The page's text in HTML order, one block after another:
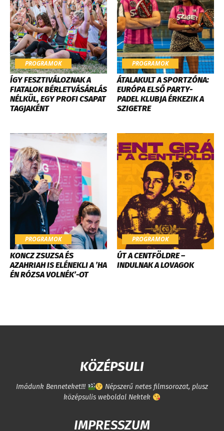
PROGRAMOK
ÍGY FESZTIVÁLOZNAK A
FIATALOK BÉRLETVÁSÁRLÁS
NÉLKÜL, EGY PROFI CSAPAT
TAGJAKÉNT
PROGRAMOK
ÁTALAKULT A SPORTZÓNA:
EURÓPA ELSŐ PARTY-
PADEL KLUBJA ÉRKEZIK A
SZIGETRE
PROGRAMOK
KONCZ ZSUZSA ÉS
AZAHRIAH IS ELÉNEKLI A ’HA
ÉN RÓZSA VOLNÉK’-OT
PROGRAMOK
ÚT A CENTFÖLDRE –
INDULNAK A LOVAGOK
KÖZÉPSULI
Imádunk Benneteket!!!
Népszerű netes filmsorozat, plusz
középsulis weboldal Nektek
IMPRESSZUM